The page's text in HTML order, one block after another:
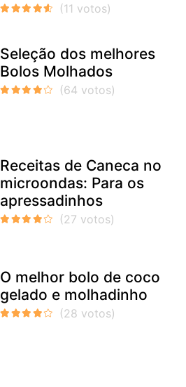
Seleção dos melhores
Bolos Molhados
Receitas de Caneca no
microondas: Para os
apressadinhos
O melhor bolo de coco
gelado e molhadinho